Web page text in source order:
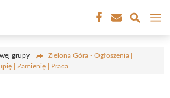
grupy
Zielona Góra - Ogłoszenia |
| Zamienię | Praca